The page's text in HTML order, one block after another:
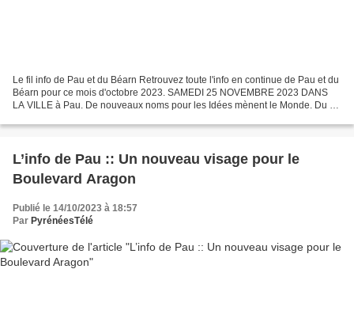
Le fil info de Pau et du Béarn Retrouvez toute l'info en continue de Pau et du
Béarn pour ce mois d'octobre 2023. SAMEDI 25 NOVEMBRE 2023 DANS
LA VILLE à Pau. De nouveaux noms pour les Idées mènent le Monde. Du 30
L’info de Pau :: Un nouveau visage pour le
Boulevard Aragon
Publié le 14/10/2023 à 18:57
Par PyrénéesTélé